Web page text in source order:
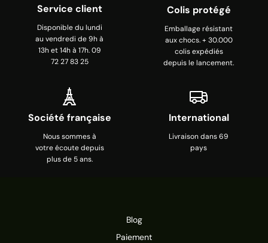
Service client
Disponible du lundi
au vendredi de 9h à
13h et 14h à 17h. 09
72 27 83 25
Colis protégé
Emballage résistant
aux chocs. + 30.000
colis expédiés
depuis le lancement.
Société française
Nous sommes à
votre écoute depuis
plus de 5 ans.
International
Livraison dans 69
pays
Blog
Paiement